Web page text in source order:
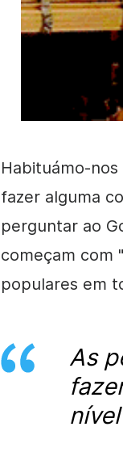
Habituámo-
fazer alguma
perguntar ao
começam com "
populares em
As